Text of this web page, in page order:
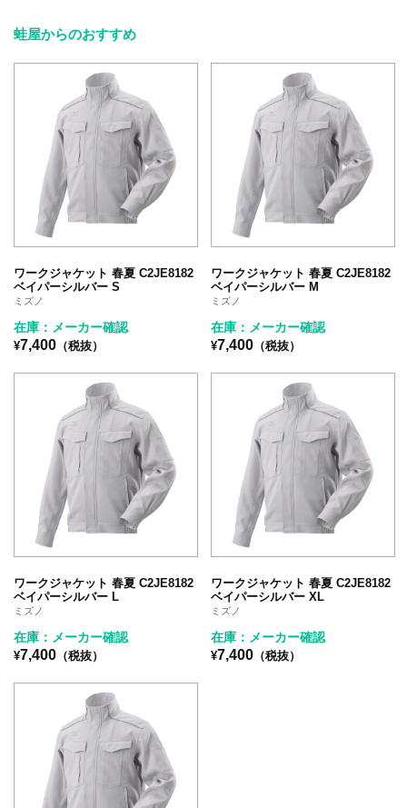
蛙屋からのおすすめ
ワークジャケット 春夏 C2JE8182
ベイパーシルバー S
ミズノ
在庫：メーカー確認
¥7,400 （税抜）
ワークジャケット 春夏 C2JE8182
ベイパーシルバー M
ミズノ
在庫：メーカー確認
¥7,400 （税抜）
ワークジャケット 春夏 C2JE8182
ベイパーシルバー L
ミズノ
在庫：メーカー確認
¥7,400 （税抜）
ワークジャケット 春夏 C2JE8182
ベイパーシルバー XL
ミズノ
在庫：メーカー確認
¥7,400 （税抜）